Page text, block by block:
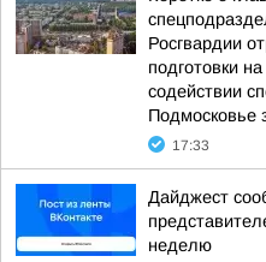
Росгвардии
подготовки
содействии
Подмосковье
17:33
Дайджест
неделю